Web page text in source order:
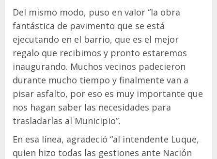
Del mismo modo, puso en valor “la obra
fantástica de pavimento que se está
ejecutando en el barrio, que es el mejor
regalo que recibimos y pronto estaremos
inaugurando. Muchos vecinos padecieron
durante mucho tiempo y finalmente van a
pisar asfalto, por eso es muy importante que
nos hagan saber las necesidades para
trasladarlas al Municipio”.
En esa línea, agradeció “al intendente Luque,
quien hizo todas las gestiones ante Nación